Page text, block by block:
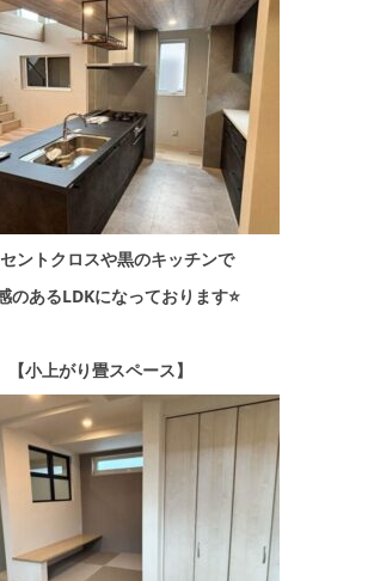
ントクロスや黒のキッチンで
のあるLDKになっております⭐
【小上がり畳スペース】